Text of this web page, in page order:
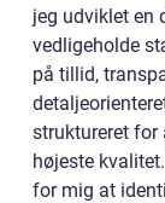
jeg udviklet en
vedligeholde
på tillid,
struktureret for
højeste
for mig at